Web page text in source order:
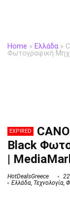
Home » Ελλάδα »
Φωτογραφική
EXPIRED
Black
|
HotDealsGreece
Ελλάδα, Τεχνολογία,